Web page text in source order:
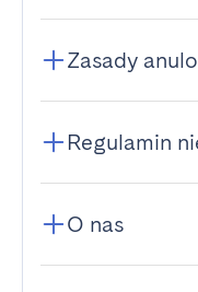
Zasady
Regulamin
O nas